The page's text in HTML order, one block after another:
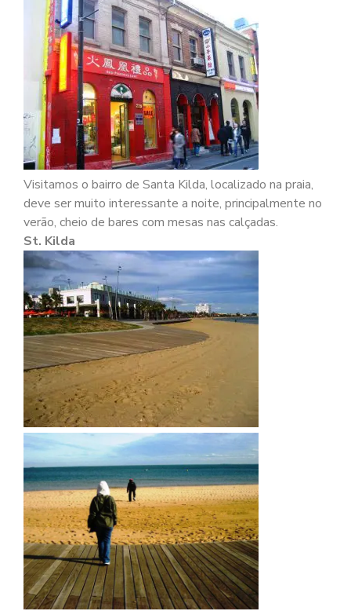
Visitamos o bairro de Santa Kilda, localizado na praia,
deve ser muito interessante a noite, principalmente no
verão, cheio de bares com mesas nas calçadas.
St. Kilda